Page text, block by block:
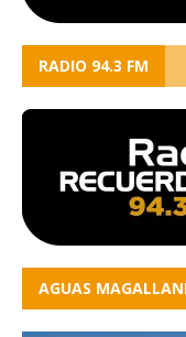
RADIO 94.3 FM
AGUAS